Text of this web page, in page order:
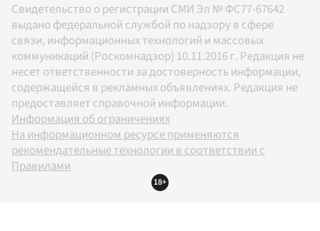
Свидетельство о регистрации СМИ Эл № ФС77-67642
выдано федеральной службой по надзору в сфере
связи, информационных технологий и массовых
коммуникаций (Роскомнадзор) 10.11.2016 г. Редакция не
несет ответственности за достоверность информации,
содержащейся в рекламных объявлениях. Редакция не
предоставляет справочной информации.
Информация об ограничениях
На информационном ресурсе применяются
рекомендательные технологии в соответствии с
Правилами
18+